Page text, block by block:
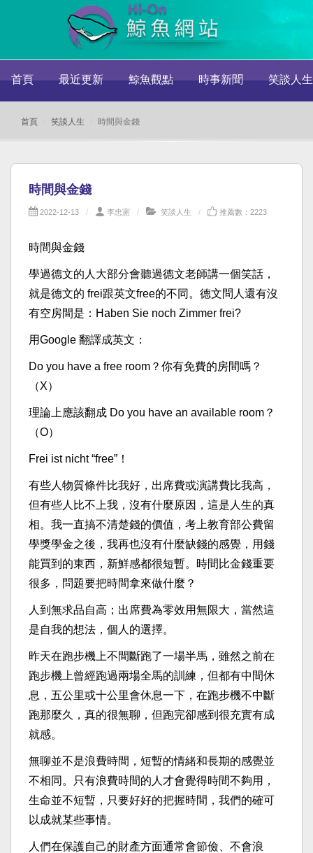
首頁 最近更新 鯨魚觀點 時事新聞 笑談人生
首頁 笑談人生 時間與金錢
時間與金錢
2022-12-13 李忠憲 笑談人生 推薦數：2223
時間與金錢
學過德文的人大部分會聽過德文老師講一個笑話，
就是德文的 frei跟英文free的不同。德文問人還有沒
有空房間是：Haben Sie noch Zimmer frei?
用Google 翻譯成英文：
Do you have a free room？你有免費的房間嗎？
（X）
理論上應該翻成 Do you have an available room？
（O）
Frei ist nicht “free”！
有些人物質條件比我好，出席費或演講費比我高，
但有些人比不上我，沒有什麼原因，這是人生的真
相。我一直搞不清楚錢的價值，考上教育部公費留
學獎學金之後，我再也沒有什麼缺錢的感覺，用錢
能買到的東西，新鮮感都很短暫。時間比金錢重要
很多，問題要把時間拿來做什麼？
人到無求品自高；出席費為零效用無限大，當然這
是自我的想法，個人的選擇。
昨天在跑步機上不間斷跑了一場半馬，雖然之前在
跑步機上曾經跑過兩場全馬的訓練，但都有中間休
息，五公里或十公里會休息一下，在跑步機不中斷
跑那麼久，真的很無聊，但跑完卻感到很充實有成
就感。
無聊並不是浪費時間，短暫的情緒和長期的感覺並
不相同。只有浪費時間的人才會覺得時間不夠用，
生命並不短暫，只要好好的把握時間，我們的確可
以成就某些事情。
人們在保護自己的財產方面通常會節儉、不會浪